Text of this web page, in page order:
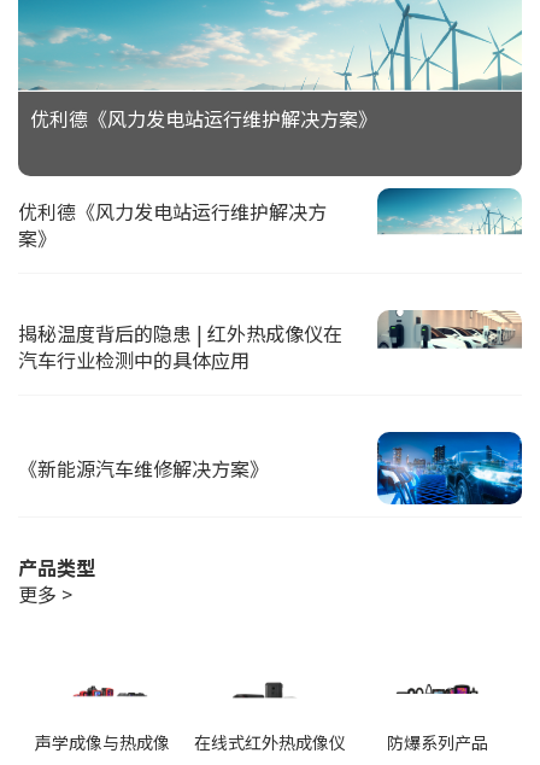
优利德《风力发电站运行维护解决方案》
优利德《风力发电站运行维护解决方
案》
揭秘温度背后的隐患 | 红外热成像仪在
汽车行业检测中的具体应用
《新能源汽车维修解决方案》
产品类型
更多 >
声学成像与热成像 在线式红外热成像仪 防爆系列产品